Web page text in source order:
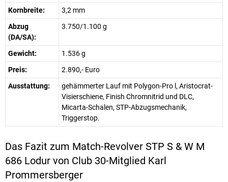
Kornbreite:
3,2 mm
Abzug
(DA/SA):
3.750/1.100 g
Gewicht:
1.536 g
Preis:
2.890,- Euro
Ausstattung:
gehämmerter Lauf mit Polygon-Pro l, Aristocrat-
Visierschiene, Finish Chromnitrid und DLC,
Micarta-Schalen, STP-Abzugsmechanik,
Triggerstop.
Das Fazit zum Match-Revolver STP S & W M
686 Lodur von Club 30-Mitglied Karl
Prommersberger